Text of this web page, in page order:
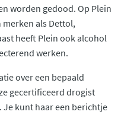
worden gedood. Op Plein
als Dettol,
heeft Plein ook alcohol
werken.
over een bepaald
gecertificeerd drogist
Je kunt haar een berichtje